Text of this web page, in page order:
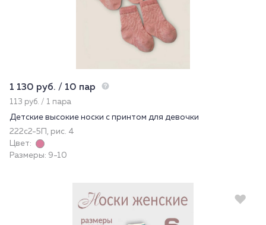
1 130 руб. / 10 пар
113 руб. / 1 пара
Детские высокие носки с принтом для девочки
222с2-5П, рис. 4
Цвет:
Размеры: 9-10